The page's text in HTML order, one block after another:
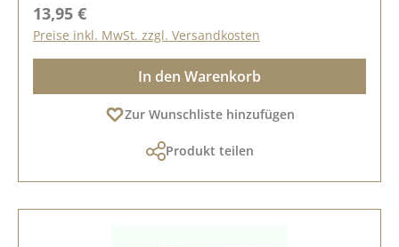
Regulärer Preis:
13,95 €
Preise inkl. MwSt. zzgl. Versandkosten
In den Warenkorb
Zur Wunschliste hinzufügen
Produkt teilen